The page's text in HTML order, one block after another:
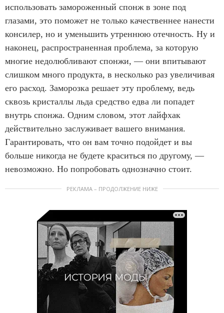
использовать замороженный спонж в зоне под
глазами, это поможет не только качественнее нанести
консилер, но и уменьшить утреннюю отечность. Ну и
наконец, распространенная проблема, за которую
многие недолюбливают спонжи, — они впитывают
слишком много продукта, в несколько раз увеличивая
его расход. Заморозка решает эту проблему, ведь
сквозь кристаллы льда средство едва ли попадет
внутрь спонжа. Одним словом, этот лайфхак
действительно заслуживает вашего внимания.
Гарантировать, что он вам точно подойдет и вы
больше никогда не будете краситься по другому, —
невозможно. Но попробовать однозначно стоит.
РЕКЛАМА – ПРОДОЛЖЕНИЕ НИЖЕ